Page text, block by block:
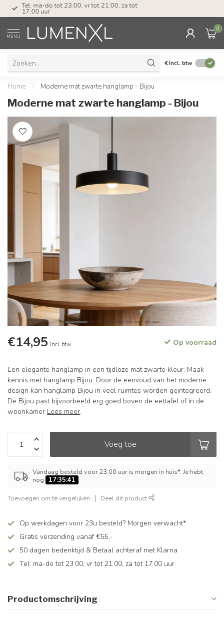
Tel: ma-do tot 23.00, vr tot 21.00, za tot
17.00 uur
MENU
0
€Incl. btw
Home / Moderne mat zwarte hanglamp - Bijou
Moderne mat zwarte hanglamp - Bijou
€14,95 Incl. btw Op voorraad
Een elegante hanglamp in een tijdloze mat zwarte kleur. Maak
kennis met hanglamp Bijou. Door de eenvoud van het moderne
design kan hanglamp Bijou in veel ruimtes worden geïntegreerd.
De Bijou past bijvoorbeeld erg goed boven de eettafel of in de
woonkamer Lees meer.
Voeg toe
Vandaag besteld voor 23.00 uur is morgen in huis*. Je hebt
nog
17:35:41
Toevoegen om te vergelijken Deel dit product
Op werkdagen voor 23u besteld? Morgen verwacht*
Gratis verzending vanaf €55,-
50 dagen bedenktijd & Betaal achteraf met Klarna
Tel: ma-do tot 23.00, vr tot 21.00, za tot 17.00 uur
Productomschrijving